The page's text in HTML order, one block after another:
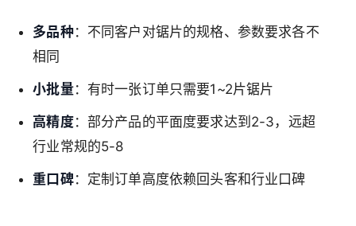
多品种：不同客户对锯片的规格、参数要求各不
相同
小批量：有时一张订单只需要1~2片锯片
高精度：部分产品的平面度要求达到2-3，远超
行业常规的5-8
重口碑：定制订单高度依赖回头客和行业口碑